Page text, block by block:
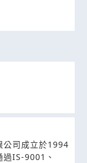
公司成立於1994
過IS-9001、